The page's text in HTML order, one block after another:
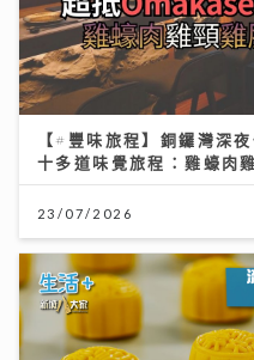
【#豐味旅程】銅鑼灣深
十多道味覺旅程：雞蠔肉
23/07/2026